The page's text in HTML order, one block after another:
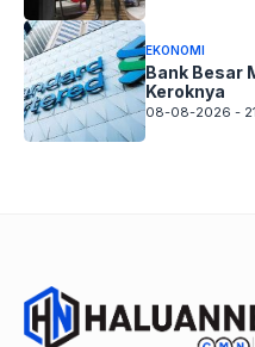
EKONOMI
Bank Besar
Keroknya
08-08-2026 -